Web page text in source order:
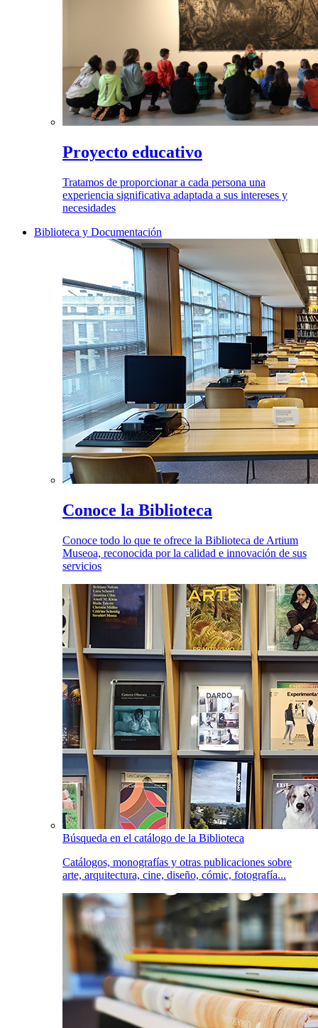
Proyecto educativo
Tratamos de proporcionar a cada persona una
experiencia significativa adaptada a sus intereses y
necesidades
Biblioteca y Documentación
Conoce la Biblioteca
Conoce todo lo que te ofrece la Biblioteca de Artium
Museoa, reconocida por la calidad e innovación de sus
servicios
Búsqueda en el catálogo de la Biblioteca
Catálogos, monografías y otras publicaciones sobre
arte, arquitectura, cine, diseño, cómic, fotografía...